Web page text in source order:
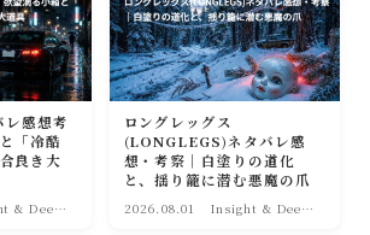
感想考
「冷酷
良き大
& Deep
ロングレッグス
(LONGLEGS)ネタバレ感
想・考察｜白塗りの道化
と、揺り籠に潜む悪魔の爪
2026.08.01
Insight & Deep